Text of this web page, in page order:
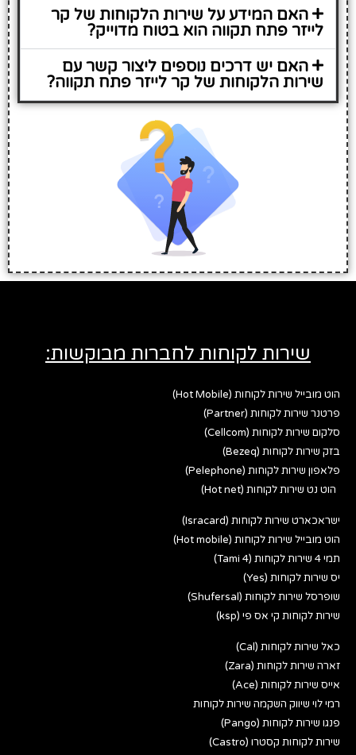
האם המידע על שירות הלקוחות של קר
לייזר פתח תקווה הוא בטוח מדוייק?
האם יש דרכים נוספים ליצור קשר עם
שירות הלקוחות של קר לייזר פתח תקווה?
שירות לקוחות לחברות מבוקשות:
הוט מובייל שירות לקוחות (Hot Mobile)
פרטנר שירות לקוחות (Partner)
סלקום שירות לקוחות (Cellcom)
בזק שירות לקוחות (Bezeq)
פלאפון שירות לקוחות (Pelephone)
הוט נט שירות לקוחות (Hot net)
ישראכארט שירות לקוחות (Isracard)
הוט מובייל שירות לקוחות (Hot mobile)
תמי 4 שירות לקוחות (Tami 4)
יס שירות לקוחות (Yes)
שופרסל שירות לקוחות (Shufersal)
שירות לקוחות קי אס פי (ksp)
כאל שירות לקוחות (Cal)
זארה שירות לקוחות (Zara)
אייס שירות לקוחות (Ace)
רמי לוי שיווק השקמה שירות לקוחות
פנגו שירות לקוחות (Pango)
שירות לקוחות קסטרו (Castro)